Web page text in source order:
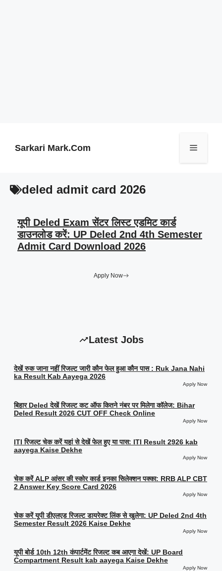
Sarkari Mark.Com Menu
deled admit card 2026
यूपी Deled Exam सेंटर लिस्ट एडमिट कार्ड
डाउनलोड करें: UP Deled 2nd 4th Semester
Admit Card Download 2026
Apply Now
Latest Jobs
देखें रुक जाना नहीं रिजल्ट जारी कौन फेल हुआ कौन पास : Ruk Jana Nahi
ka Result Kab Aayega 2026
Apply Now
बिहार Deled देखें रिजल्ट कट ऑफ कितने नंबर पर मिलेगा कॉलेज: Bihar
Deled Result 2026 CUT OFF Check Online
Apply Now
ITI रिजल्ट चेक करें यहां से देखें फेल हुए या पास: ITI Result 2926 kab
aayega Kaise Dekhe
Apply Now
चेक करें ALP आंसर की स्कोर कार्ड इनका सिलेक्शन पक्का: RRB ALP CBT
2 Answer Key Score Card 2026
Apply Now
चेक करें यूपी डीएलएड रिजल्ट डायरेक्ट लिंक से खुलेगा: UP Deled 2nd 4th
Semester Result 2026 Kaise Dekhe
Apply Now
यूपी बोर्ड 10th 12th कंपार्टमेंट रिजल्ट कब आएगा देखें: UP Board
Compartment Result kab aayega Kaise Dekhe
Apply Now